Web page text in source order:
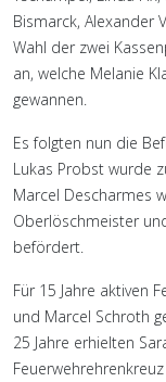
Bismarck, Alexander
Wahl der zwei
an, welche Melanie
gewannen.
Es folgten nun die
Lukas Probst wurde
Marcel Descharmes
Oberlöschmeister
befördert.
Für 15 Jahre aktiven
und Marcel Schroth
25 Jahre erhielten